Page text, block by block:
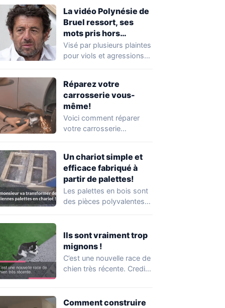
La vidéo Polynésie de
Bruel ressort, ses
mots pris hors
contexte
Visé par plusieurs plaintes
pour viols et agressions
Réparez votre
carrosserie vous-
même!
Voici comment réparer
votre carrosserie
chez le…
Un chariot simple et
efficace fabriqué à
partir de palettes!
Les palettes en bois sont
des pièces polyvalentes
Ils sont vraiment trop
mignons !
C’est une nouvelle race de
chien très récente. Credit:
Comment construire